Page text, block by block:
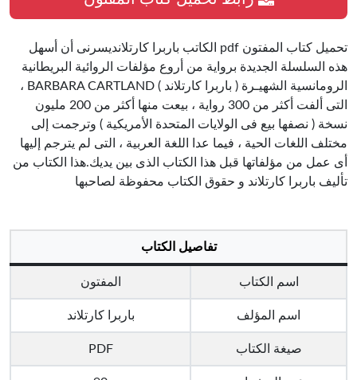
تحميل كتاب المفتون pdf الكاتب باربرا كارتلانديسرنى أن أسهل
هذه السلسلة الجديدة برواية من أروع مؤلفات الروائية البريطانية
الرومانسية الشهيـرة ( باربرا كارتلاند ) BARBARA CARTLAND ،
التى ألفت أكثر من 300 رواية ، بيعت منها أكثر من 200 مليون
نسخة ( نصفها بيع فى الولايات المتحدة الأمريكية ) وترجمت إلى
مختلف اللغات الحية ، فيما عدا اللغة العربية ، التى لم يترجم إليها
أى عمل من مؤلفاتها قبل هذا الكتاب الذى بين يديك.هذا الكتاب من
تأليف باربرا كارتلاند و حقوق الكتاب محفوظة لصاحبها
تفاصيل الكتاب
اسم الكتاب المفتون
اسم المؤلف باربرا كارتلاند
صيغة الكتاب PDF